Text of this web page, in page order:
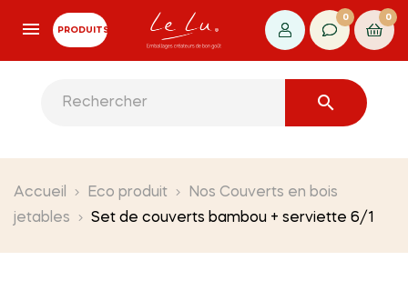
PRODUITS
0 0

Accueil Eco produit
Nos Couverts en bois
jetables
Set de couverts bambou + serviette 6/1